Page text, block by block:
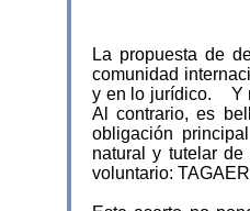
La propuesta de
comunidad
y en lo jurídico. Y
Al contrario, es
obligación
natural y tutelar
voluntario: